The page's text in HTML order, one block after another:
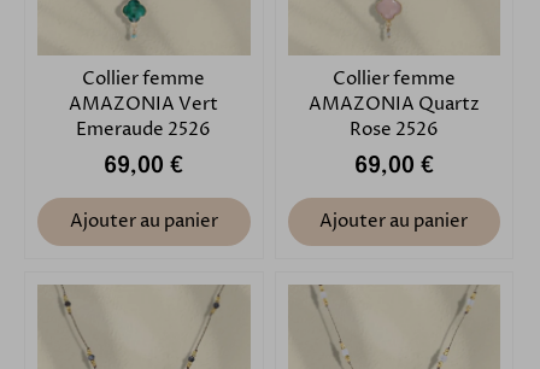
Collier femme
AMAZONIA Vert
Emeraude 2526
69,00 €
Ajouter au panier
Collier femme
AMAZONIA Quartz
Rose 2526
69,00 €
Ajouter au panier